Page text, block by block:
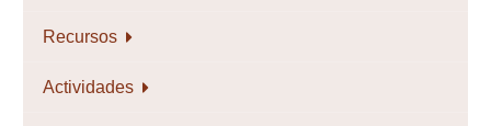
Recursos
Actividades